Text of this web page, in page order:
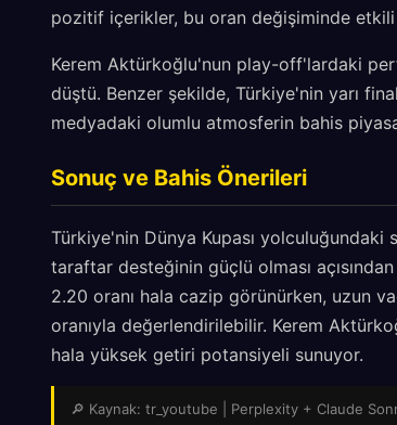
pozitif içerikler, bu oran değişiminde etkili
Kerem Aktürkoğlu'nun play-off'lardaki
düştü. Benzer şekilde, Türkiye'nin yarı
medyadaki olumlu atmosferin bahis
Sonuç ve Bahis Önerileri
Türkiye'nin Dünya Kupası yolculuğundaki
taraftar desteğinin güçlü olması
2.20 oranı hala cazip görünürken, uzun
oranıyla değerlendirilebilir. Kerem
hala yüksek getiri potansiyeli sunuyor.
🔎 Kaynak: tr_youtube | Perplexity + Claude